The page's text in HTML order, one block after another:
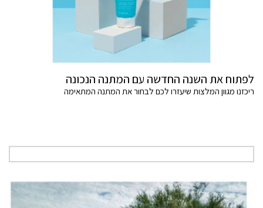
לפתוח את השנה החדשה עם המתנה הנכונה
ריכזנו מגוון המלצות שיעזרו לכם לבחור את המתנה המתאימה